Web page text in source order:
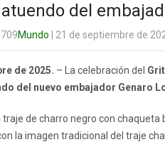
del
Mundo | 21 de septiembre de
de 2025. – La celebración del
del nuevo embajador Genaro
traje de charro negro con
la imagen tradicional del traje